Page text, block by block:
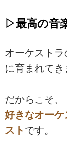
▷最高の音
オーケスト
に育まれてき
だからこそ、
好きなオー
スト です。